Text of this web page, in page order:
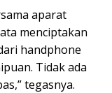
aparat
menciptakan
handphone
Tidak ada
tegasnya.